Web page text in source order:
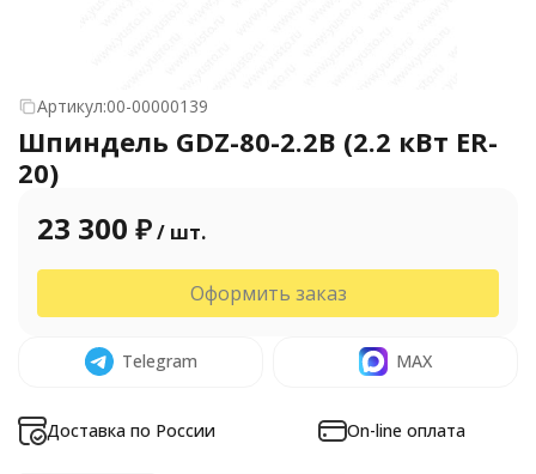
Артикул:00-00000139
Шпиндель GDZ-80-2.2B (2.2 кВт ER-
20)
23 300 ₽/ шт.
Оформить заказ
Telegram MAX
Доставка по России On-line оплата